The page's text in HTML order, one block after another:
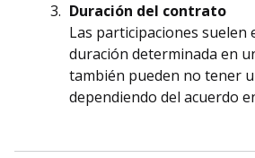
Duración del contrato
Las participaciones suelen
duración determinada en
también pueden no tener
dependiendo del acuerdo